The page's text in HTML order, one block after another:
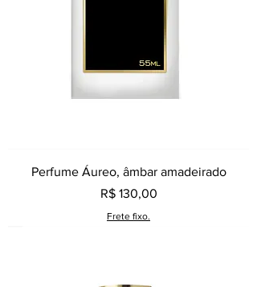
Perfume Áureo, âmbar amadeirado
Preço
R$ 130,00
Frete fixo.